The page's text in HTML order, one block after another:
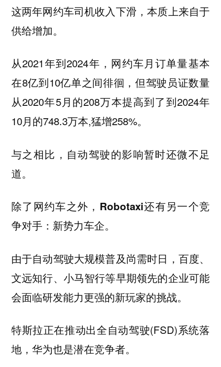
这两年网约车司机收入下滑，本质上来自于
供给增加。
从2021年到2024年，网约车月订单量基本
在8亿到10亿单之间徘徊，但驾驶员证数量
从2020年5月的208万本提高到了到2024年
10月的748.3万本,猛增258%。
与之相比，自动驾驶的影响暂时还微不足
道。
除了网约车之外，Robotaxi还有另一个竞
争对手：新势力车企。
由于自动驾驶大规模普及尚需时日，百度、
文远知行、小马智行等早期领先的企业可能
会面临研发能力更强的新玩家的挑战。
特斯拉正在推动出全自动驾驶(FSD)系统落
地，华为也是潜在竞争者。